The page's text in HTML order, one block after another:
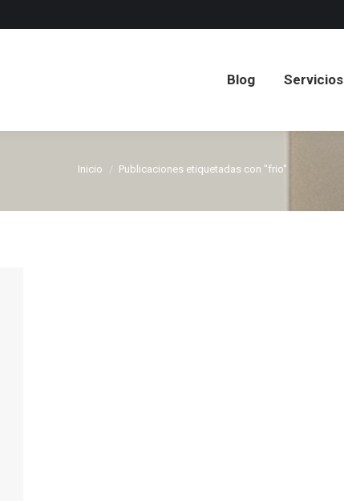
Blog Servicios
Estás aquí:
Inicio Publicaciones etiquetadas con "frio"
Blog Servicios